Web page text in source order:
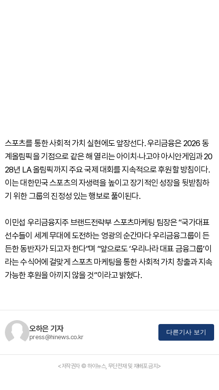
스포츠를 통한 사회적 가치 실현에도 앞장선다. 우리금융은 2026 동
계올림픽을 기점으로 같은 해 열리는 아이치·나고야 아시안게임과 20
28년 LA 올림픽까지 주요 국제 대회를 지속적으로 후원할 방침이다.
이는 대한민국 스포츠의 자생력을 높이고 장기적인 성장을 뒷받침하
기 위한 그룹의 진정성 있는 행보로 풀이된다.
이민섭 우리금융지주 브랜드전략부 스포츠마케팅 팀장은 “국가대표
선수들이 세계 무대에 도전하는 영광의 순간마다 우리금융그룹이 든
든한 동반자가 되고자 한다”며 “앞으로도 ‘우리나라 대표 금융그룹’이
라는 수식어에 걸맞게 스포츠 마케팅을 통한 사회적 가치 창출과 지속
가능한 후원을 아끼지 않을 것”이라고 밝혔다.
오하은 기자
press@hinews.co.kr
다른기사 보기
<저작권자 © 하이뉴스, 무단전재 및 재배포 금지>